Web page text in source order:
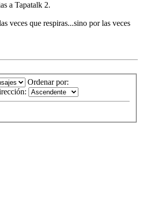
a Tapatalk 2.
veces que respiras...sino por las veces
Ordenar por: